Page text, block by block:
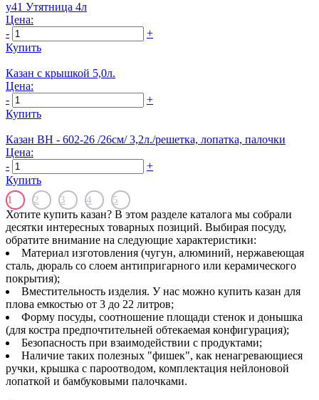
у41 Утятница 4л
Цена:
-
+
Купить
Казан с крышкой 5,0л.
Цена:
-
+
Купить
Казан BH - 602-26 /26см/ 3,2л./решетка, лопатка, палочки
Цена:
-
+
Купить
1 2 3 4 5>
Хотите купить казан? В этом разделе каталога мы собрали
десятки интересных товарных позиций. Выбирая посуду,
обратите внимание на следующие характеристики:
Материал изготовления (чугун, алюминий, нержавеющая
сталь, дюраль со слоем антипригарного или керамического
покрытия);
Вместительность изделия. У нас можно купить казан для
плова емкостью от 3 до 22 литров;
Форму посуды, соотношение площади стенок и донышка
(для костра предпочтительней обтекаемая конфигурация);
Безопасность при взаимодействии с продуктами;
Наличие таких полезных "фишек", как ненагревающиеся
ручки, крышка с пароотводом, комплектация нейлоновой
лопаткой и бамбуковыми палочками.